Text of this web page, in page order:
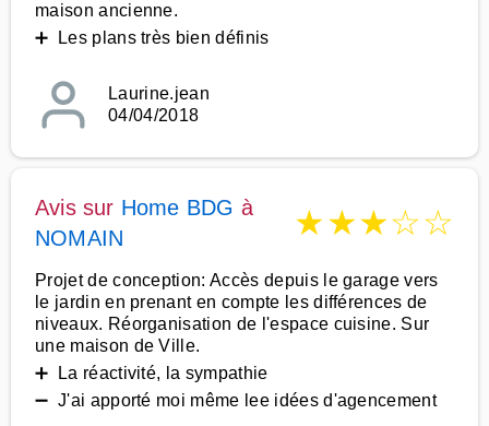
maison ancienne.
➕ Les plans très bien définis
Laurine.jean
04/04/2018
Avis sur Home BDG à
NOMAIN
★★★☆☆
Projet de conception: Accès depuis le garage vers
le jardin en prenant en compte les différences de
niveaux. Réorganisation de l'espace cuisine. Sur
une maison de Ville.
➕ La réactivité, la sympathie
➖ J'ai apporté moi même lee idées d'agencement